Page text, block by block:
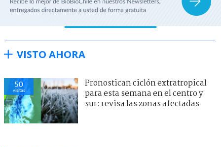
VISTO AHORA
50
visitas
Pronostican ciclón extratropical
para esta semana en el centro y
sur: revisa las zonas afectadas